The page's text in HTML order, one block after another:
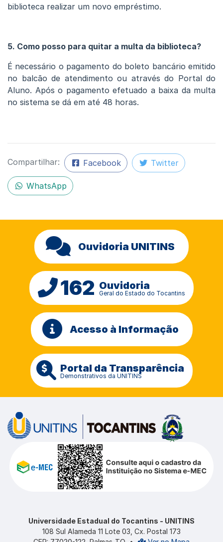
biblioteca realizar um novo empréstimo.
5. Como posso para quitar a multa da biblioteca?
É necessário o pagamento do boleto bancário emitido
no balcão de atendimento ou através do Portal do
Aluno. Após o pagamento efetuado a baixa da multa
no sistema se dá em até 48 horas.
Compartilhar: Facebook Twitter
WhatsApp
Ouvidoria UNITINS
162 Ouvidoria
Geral do Estado do Tocantins
Acesso à Informação
Portal da Transparência
Demonstrativos da UNITINS
Universidade Estadual do Tocantins - UNITINS
108 Sul Alameda 11 Lote 03, Cx. Postal 173